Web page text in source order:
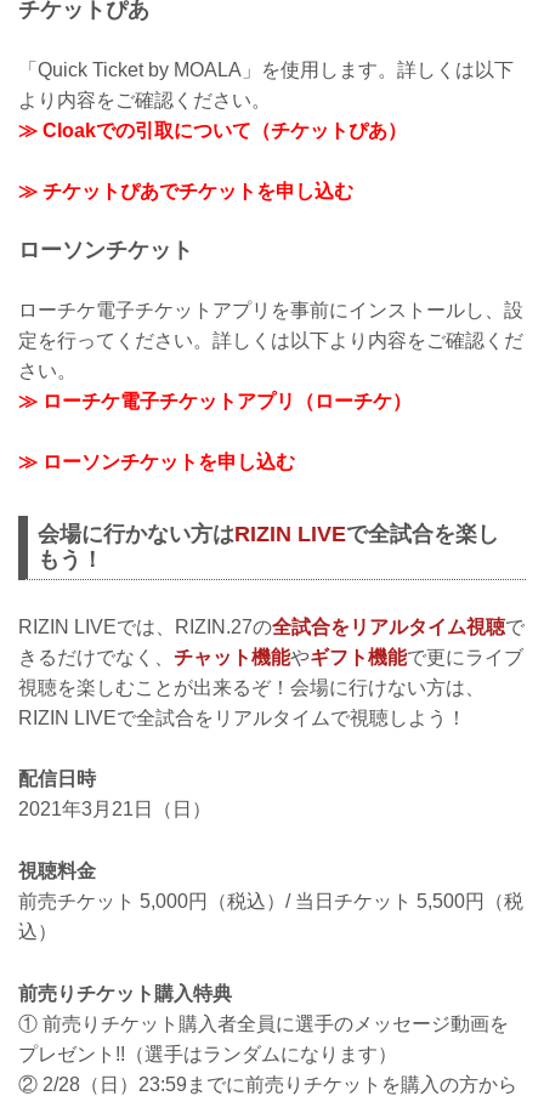
チケットぴあ
「Quick Ticket by MOALA」を使用します。詳しくは以下
より内容をご確認ください。
≫ Cloakでの引取について（チケットぴあ）
≫ チケットぴあでチケットを申し込む
ローソンチケット
ローチケ電子チケットアプリを事前にインストールし、設
定を行ってください。詳しくは以下より内容をご確認くだ
さい。
≫ ローチケ電子チケットアプリ（ローチケ）
≫ ローソンチケットを申し込む
会場に行かない方はRIZIN LIVEで全試合を楽し
もう！
RIZIN LIVEでは、RIZIN.27の全試合をリアルタイム視聴で
きるだけでなく、 チャット機能やギフト機能で更にライブ
視聴を楽しむことが出来るぞ！会場に行けない方は、
RIZIN LIVEで全試合をリアルタイムで視聴しよう！
配信日時
2021年3月21日（日）
視聴料金
前売チケット 5,000円（税込）/ 当日チケット 5,500円（税
込）
前売りチケット購入特典
① 前売りチケット購入者全員に選手のメッセージ動画を
プレゼント!!（選手はランダムになります）
② 2/28（日）23:59までに前売りチケットを購入の方から